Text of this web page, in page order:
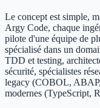
Le concept est simple,
Argy Code, chaque
pilote d'une équipe de
spécialisé dans un
TDD et testing,
sécurité, spécialistes
legacy (COBOL,
modernes (TypeScript,